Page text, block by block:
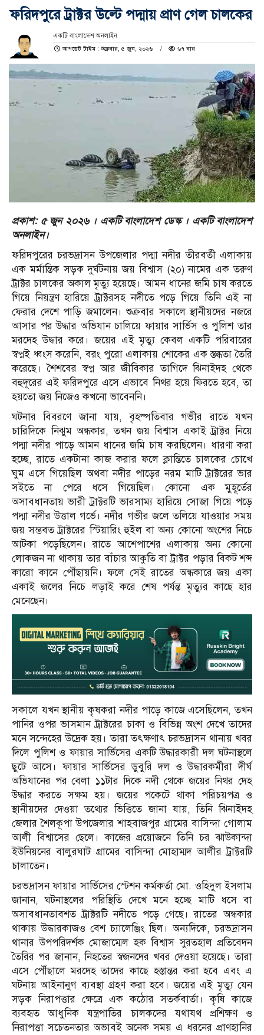
ফরিদপুরে ট্রাক্টর উল্টে পদ্মায় প্রাণ গেল চালকের
একটি বাংলাদেশ অনলাইন
আপডেট টাইম : শুক্রবার, ৫ জুন, ২০২৬
৬৭ বার
প্রকাশ: ৫ জুন ২০২৬ । একটি বাংলাদেশ ডেস্ক । একটি বাংলাদেশ
অনলাইন।
ফরিদপুরের চরভদ্রাসন উপজেলার পদ্মা নদীর তীরবর্তী এলাকায়
এক মর্মান্তিক সড়ক দুর্ঘটনায় জয় বিশ্বাস (২০) নামের এক তরুণ
ট্রাক্টর চালকের অকাল মৃত্যু হয়েছে। আমন ধানের জমি চাষ করতে
গিয়ে নিয়ন্ত্রণ হারিয়ে ট্রাক্টরসহ নদীতে পড়ে গিয়ে তিনি এই না
ফেরার দেশে পাড়ি জমালেন। শুক্রবার সকালে স্থানীয়দের নজরে
আসার পর উদ্ধার অভিযান চালিয়ে ফায়ার সার্ভিস ও পুলিশ তার
মরদেহ উদ্ধার করে। জয়ের এই মৃত্যু কেবল একটি পরিবারের
স্বপ্নই ধ্বংস করেনি, বরং পুরো এলাকায় শোকের এক স্তব্ধতা তৈরি
করেছে। শৈশবের স্বপ্ন আর জীবিকার তাগিদে ঝিনাইদহ থেকে
বহুদূরের এই ফরিদপুরে এসে এভাবে নিথর হয়ে ফিরতে হবে, তা
হয়তো জয় নিজেও কখনো ভাবেননি।
ঘটনার বিবরণে জানা যায়, বৃহস্পতিবার গভীর রাতে যখন
চারিদিকে নিঝুম অন্ধকার, তখন জয় বিশ্বাস একাই ট্রাক্টর নিয়ে
পদ্মা নদীর পাড়ে আমন ধানের জমি চাষ করছিলেন। ধারণা করা
হচ্ছে, রাতে একটানা কাজ করার ফলে ক্লান্তিতে চালকের চোখে
ঘুম এসে গিয়েছিল অথবা নদীর পাড়ের নরম মাটি ট্রাক্টরের ভার
সইতে না পেরে ধসে গিয়েছিল। কোনো এক মুহূর্তের
অসাবধানতায় ভারী ট্রাক্টরটি ভারসাম্য হারিয়ে সোজা গিয়ে পড়ে
পদ্মা নদীর উত্তাল গর্ভে। নদীর গভীর জলে তলিয়ে যাওয়ার সময়
জয় সম্ভবত ট্রাক্টরের স্টিয়ারিং হুইল বা অন্য কোনো অংশের নিচে
আটকা পড়েছিলেন। রাতে আশেপাশের এলাকায় অন্য কোনো
লোকজন না থাকায় তার বাঁচার আকুতি বা ট্রাক্টর পড়ার বিকট শব্দ
কারো কানে পৌঁছায়নি। ফলে সেই রাতের অন্ধকারে জয় একা
একাই জলের নিচে লড়াই করে শেষ পর্যন্ত মৃত্যুর কাছে হার
মেনেছেন।
সকালে যখন স্থানীয় কৃষকরা নদীর পাড়ে কাজে এসেছিলেন, তখন
পানির ওপর ভাসমান ট্রাক্টরের চাকা ও বিভিন্ন অংশ দেখে তাদের
মনে সন্দেহের উদ্রেক হয়। তারা তৎক্ষণাৎ চরভদ্রাসন থানায় খবর
দিলে পুলিশ ও ফায়ার সার্ভিসের একটি উদ্ধারকারী দল ঘটনাস্থলে
ছুটে আসে। ফায়ার সার্ভিসের ডুবুরি দল ও উদ্ধারকর্মীরা দীর্ঘ
অভিযানের পর বেলা ১১টার দিকে নদী থেকে জয়ের নিথর দেহ
উদ্ধার করতে সক্ষম হয়। জয়ের পকেটে থাকা পরিচয়পত্র ও
স্থানীয়দের দেওয়া তথ্যের ভিত্তিতে জানা যায়, তিনি ঝিনাইদহ
জেলার শৈলকূপা উপজেলার শাহবাজপুর গ্রামের বাসিন্দা গোলাম
আলী বিশ্বাসের ছেলে। কাজের প্রয়োজনে তিনি চর ঝাউকান্দা
ইউনিয়নের বালুরঘাট গ্রামের বাসিন্দা মোহাম্মদ আলীর ট্রাক্টরটি
চালাতেন।
চরভদ্রাসন ফায়ার সার্ভিসের স্টেশন কর্মকর্তা মো. ওহিদুল ইসলাম
জানান, ঘটনাস্থলের পরিস্থিতি দেখে মনে হচ্ছে মাটি ধসে বা
অসাবধানতাবশত ট্রাক্টরটি নদীতে পড়ে গেছে। রাতের অন্ধকার
থাকায় উদ্ধারকাজও বেশ চ্যালেঞ্জিং ছিল। অন্যদিকে, চরভদ্রাসন
থানার উপপরিদর্শক মোজাম্মেল হক বিশ্বাস সুরতহাল প্রতিবেদন
তৈরির পর জানান, নিহতের স্বজনদের খবর দেওয়া হয়েছে। তারা
এসে পৌঁছালে মরদেহ তাদের কাছে হস্তান্তর করা হবে এবং এ
ঘটনায় আইনানুগ ব্যবস্থা গ্রহণ করা হবে। জয়ের এই মৃত্যু যেন
সড়ক নিরাপত্তার ক্ষেত্রে এক কঠোর সতর্কবার্তা। কৃষি কাজে
ব্যবহৃত আধুনিক যন্ত্রপাতির চালকদের যথাযথ প্রশিক্ষণ ও
নিরাপত্তা সচেতনতার অভাবই অনেক সময় এ ধরনের প্রাণহানির